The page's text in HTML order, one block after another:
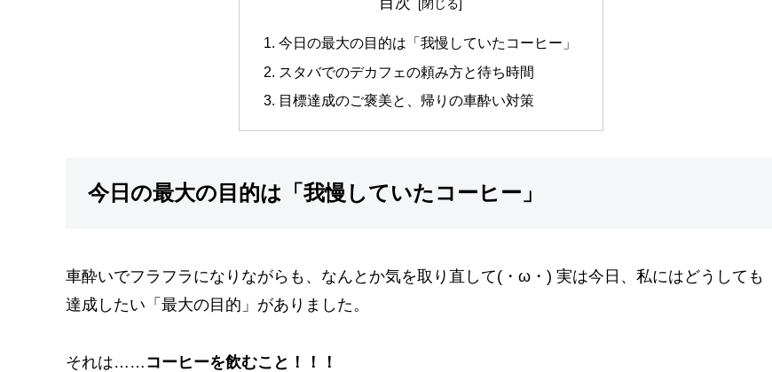
今日の最大の目的は「我慢していたコーヒー」
スタバでのデカフェの頼み方と待ち時間
目標達成のご褒美と、帰りの車酔い対策
今日の最大の目的は「我慢していたコーヒー」
車酔いでフラフラになりながらも、なんとか気を取り直して(・ω・) 実は今日、私にはどうしても
達成したい「最大の目的」がありました。
それは…… コーヒーを飲むこと！！！